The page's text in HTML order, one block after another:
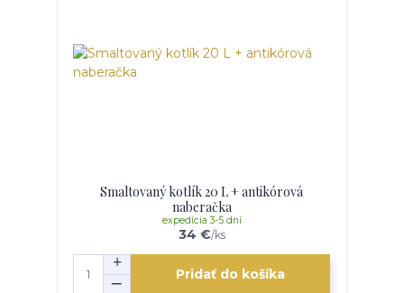
Smaltovaný kotlík 20 L + antikórová
naberačka
34 €/ks
expedícia 3-5 dní
Pridať do košíka